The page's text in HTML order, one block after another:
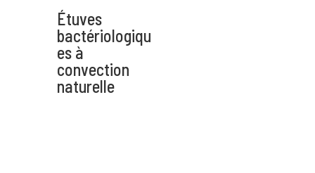
t
e
r
n
a
t
Étuves
bactériologiqu
es à
convection
naturelle